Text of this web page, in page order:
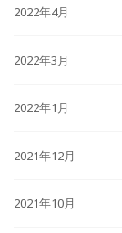
2022年4月
2022年3月
2022年1月
2021年12月
2021年10月